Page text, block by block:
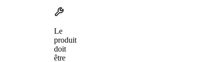
Le
produit
doit
être